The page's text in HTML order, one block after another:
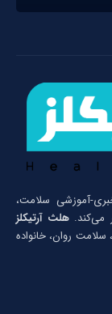
خبری-آموزشی سلامت،
می‌کند.هلث آرتیکلز
سلامت روان، خانواده